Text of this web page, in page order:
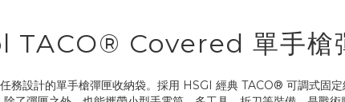
Covered 單手槍
計的單手槍彈匣收納袋。採用 HSGI 經典 TACO® 可調式固定